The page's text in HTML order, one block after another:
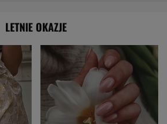
LETNIE OKAZJE